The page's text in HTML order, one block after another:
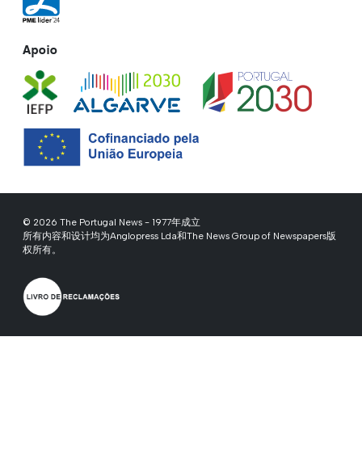
Apoio
© 2026 The Portugal News - 1977年成立
所有内容和设计均为Anglopress Lda和The News Group of Newspapers版
权所有。